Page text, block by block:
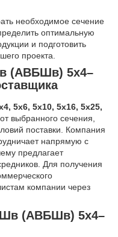
необходимое сечение
оптимальную
и подготовить
проекта.
(АВБШв) 5х4–
5х6, 5х10, 5х16, 5х25,
выбранного сечения,
поставки. Компания
напрямую с
предлагает
Для получения
компании через
(АВБШв) 5х4–